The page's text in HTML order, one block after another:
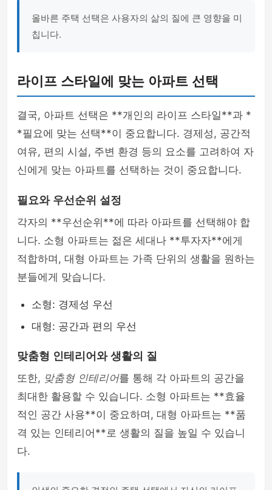
올바른 주택 선택은 사용자의 삶의 질에 큰 영향을 미
칩니다.
라이프 스타일에 맞는 아파트 선택
결국, 아파트 선택은 **개인의 라이프 스타일**과 *
*필요에 맞는 선택**이 중요합니다. 경제성, 공간적
여유, 편의 시설, 주변 환경 등의 요소를 고려하여 자
신에게 맞는 아파트를 선택하는 것이 중요합니다.
필요와 우선순위 설정
각자의 **우선순위**에 따라 아파트를 선택해야 합
니다. 소형 아파트는 젊은 세대나 **투자자**에게
적합하며, 대형 아파트는 가족 단위의 생활을 원하는
분들에게 맞습니다.
소형: 경제성 우선
대형: 공간과 편의 우선
맞춤형 인테리어와 생활의 질
또한, 맞춤형 인테리어를 통해 각 아파트의 공간을
최대한 활용할 수 있습니다. 소형 아파트는 **효율
적인 공간 사용**이 중요하며, 대형 아파트는 **품
격 있는 인테리어**로 생활의 질을 높일 수 있습니
다.